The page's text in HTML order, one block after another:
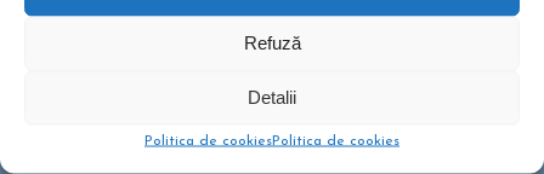
Refuză
Detalii
Politica de cookiesPolitica de cookies
februarie 13, 2020 - 5:21 pm
Ce să conțină rucsacul într-o drumeție de o zi?